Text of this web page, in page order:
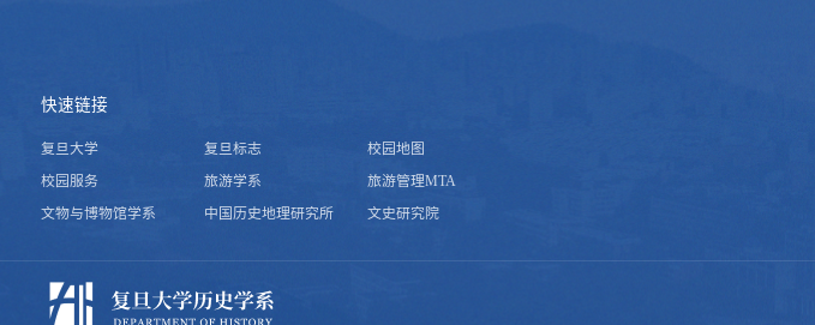
快速链接
复旦大学 复旦标志
校园地图
校园服务
旅游学系
旅游管理MTA
文物与博物馆学系
中国历史地理研究所 文史研究院